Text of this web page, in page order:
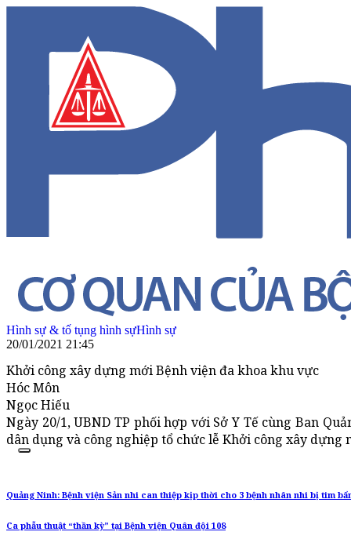
Hình sự & tố tụng hình sựHình sự
20/01/2021 21:45
Khởi công xây dựng mới Bệnh viện đa khoa khu vực
Hóc Môn
Ngọc Hiếu
Ngày 20/1, UBND TP phối hợp với Sở Y Tế cùng Ban
dân dụng và công nghiệp tổ chức lễ Khởi công xây
Quảng Ninh: Bệnh viện Sản nhi can thiệp kịp thời cho 3 bệnh nhân nhi bị tim
Ca phẫu thuật “thần kỳ” tại Bệnh viện Quân đội 108